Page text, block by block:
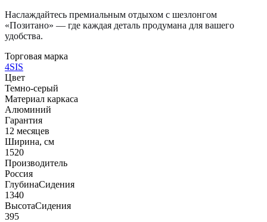
Наслаждайтесь премиальным отдыхом с шезлонгом
«Позитано» — где каждая деталь продумана для вашего
удобства.
Торговая марка
4SIS
Цвет
Темно-серый
Материал каркаса
Алюминий
Гарантия
12 месяцев
Ширина, см
1520
Производитель
Россия
ГлубинаСидения
1340
ВысотаСидения
395